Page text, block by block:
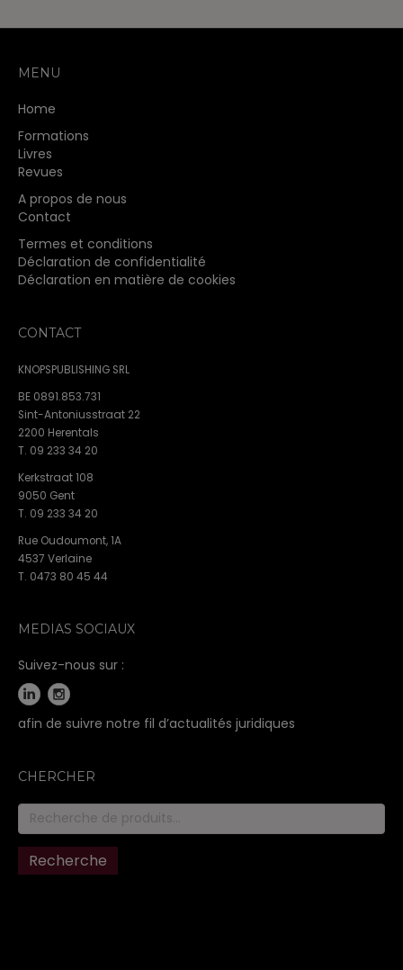
MENU
Home
Formations
Livres
Revues
A propos de nous
Contact
Termes et conditions
Déclaration de confidentialité
Déclaration en matière de cookies
CONTACT
KNOPSPUBLISHING SRL
BE 0891.853.731
Sint-Antoniusstraat 22
2200 Herentals
T. 09 233 34 20
Kerkstraat 108
9050 Gent
T. 09 233 34 20
Rue Oudoumont, 1A
4537 Verlaine
T. 0473 80 45 44
MEDIAS SOCIAUX
Suivez-nous sur :
afin de suivre notre fil d’actualités juridiques
CHERCHER
Recherche
pour :
Recherche